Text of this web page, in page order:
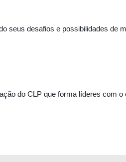
seus desafios e possibilidades de
do CLP que forma líderes com